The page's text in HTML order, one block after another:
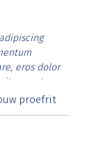
eros dolor
erat.
lorem
proefrit